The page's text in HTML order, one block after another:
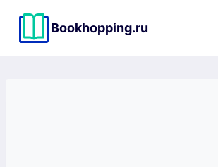
содержимому
Bookhopping.ru